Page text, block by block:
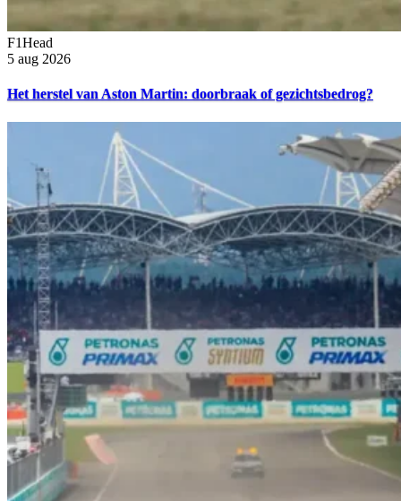
F1Head
5 aug 2026
Het herstel van Aston Martin: doorbraak of gezichtsbedrog?